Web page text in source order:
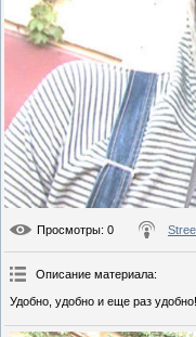
Просмотры: 0
Описание материала:
Удобно, удобно и еще раз